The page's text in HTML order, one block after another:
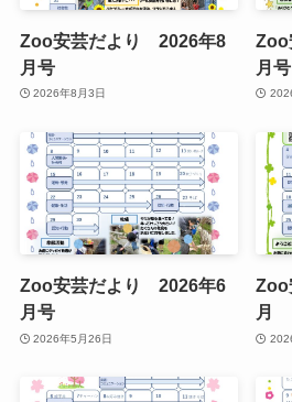
Zoo安芸だより 2026年8
月号
2026年8月3日
月号
Zoo安芸だより 2026年6
月号
2026年5月26日
月